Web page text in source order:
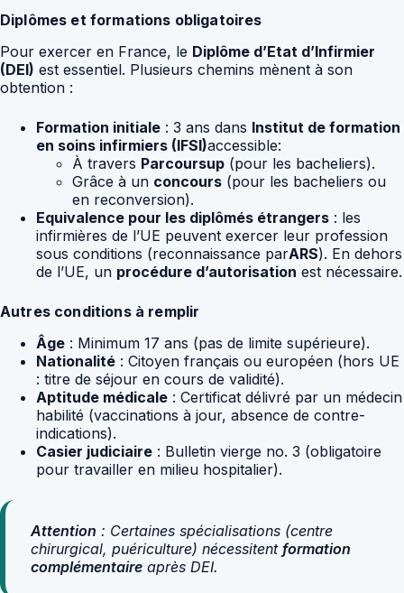
Diplômes et formations obligatoires
Pour exercer en France, le Diplôme d’Etat d’Infirmier
(DEI) est essentiel. Plusieurs chemins mènent à son
obtention :
Formation initiale : 3 ans dans Institut de formation
en soins infirmiers (IFSI)accessible:
À travers Parcoursup (pour les bacheliers).
Grâce à un concours (pour les bacheliers ou
en reconversion).
Equivalence pour les diplômés étrangers : les
infirmières de l’UE peuvent exercer leur profession
sous conditions (reconnaissance parARS). En dehors
de l’UE, un procédure d’autorisation est nécessaire.
Autres conditions à remplir
Âge : Minimum 17 ans (pas de limite supérieure).
Nationalité : Citoyen français ou européen (hors UE
: titre de séjour en cours de validité).
Aptitude médicale : Certificat délivré par un médecin
habilité (vaccinations à jour, absence de contre-
indications).
Casier judiciaire : Bulletin vierge no. 3 (obligatoire
pour travailler en milieu hospitalier).
Attention : Certaines spécialisations (centre
chirurgical, puériculture) nécessitent formation
complémentaire après DEI.